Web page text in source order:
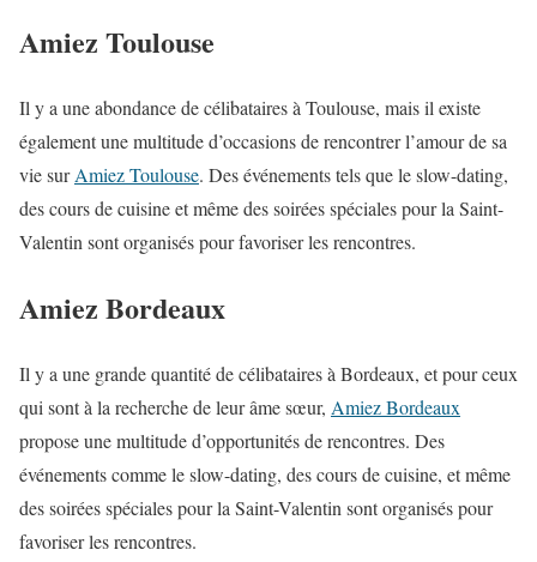
Amiez Toulouse
Il y a une abondance de célibataires à Toulouse, mais il existe
également une multitude d’occasions de rencontrer l’amour de sa
vie surAmiez Toulouse. Des événements tels que le slow-dating,
des cours de cuisine et même des soirées spéciales pour la Saint-
Valentin sont organisés pour favoriser les rencontres.
Amiez Bordeaux
Il y a une grande quantité de célibataires à Bordeaux, et pour ceux
qui sont à la recherche de leur âme sœur, Amiez Bordeaux
propose une multitude d’opportunités de rencontres. Des
événements comme le slow-dating, des cours de cuisine, et même
des soirées spéciales pour la Saint-Valentin sont organisés pour
favoriser les rencontres.